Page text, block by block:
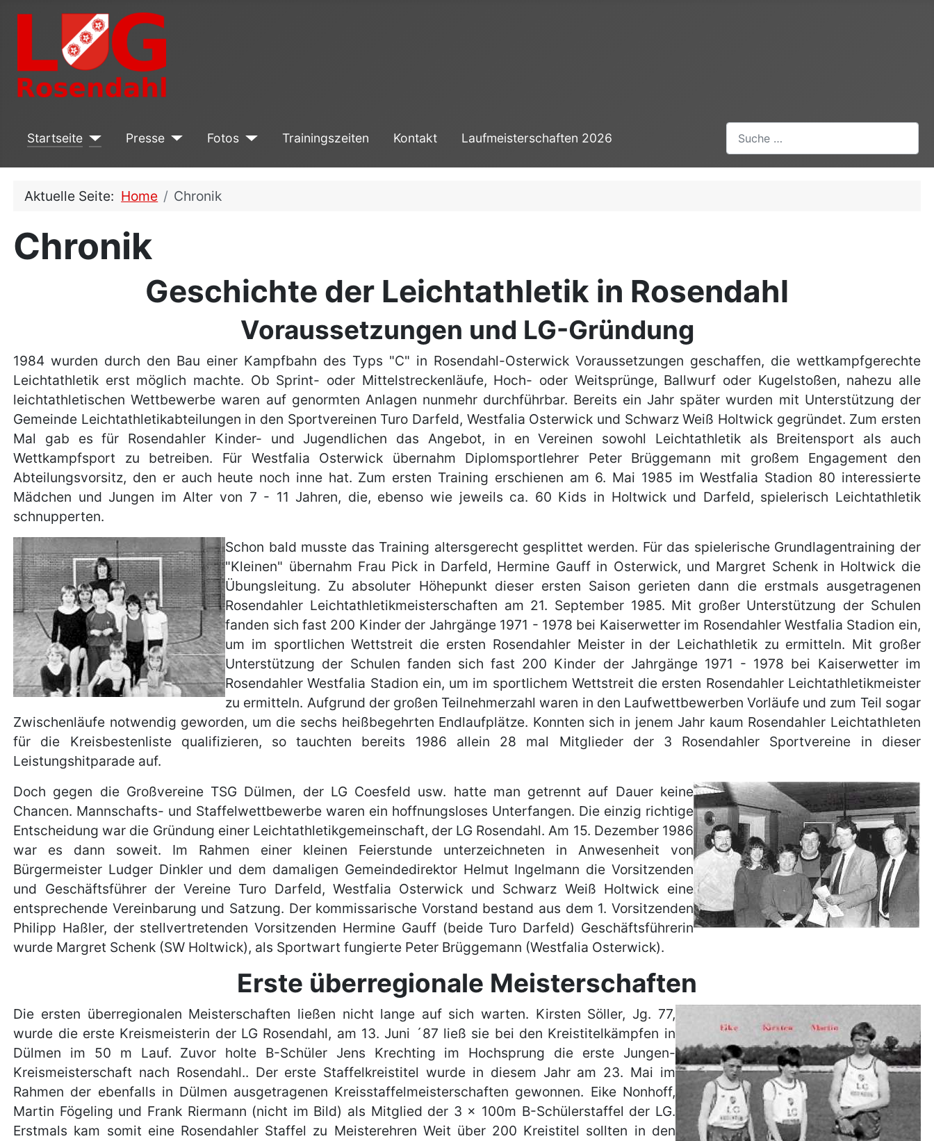
Startseite Presse Fotos Trainingszeiten Kontakt Laufmeisterschaften 2026 Suchen
Aktuelle Seite: Home Chronik
Chronik
Geschichte der Leichtathletik in Rosendahl
Voraussetzungen und LG-Gründung
1984 wurden durch den Bau einer Kampfbahn des Typs "C" in Rosendahl-Osterwick Voraussetzungen geschaffen, die wettkampfgerechte
Leichtathletik erst möglich machte. Ob Sprint- oder Mittelstreckenläufe, Hoch- oder Weitsprünge, Ballwurf oder Kugelstoßen, nahezu alle
leichtathletischen Wettbewerbe waren auf genormten Anlagen nunmehr durchführbar. Bereits ein Jahr später wurden mit Unterstützung der
Gemeinde Leichtathletikabteilungen in den Sportvereinen Turo Darfeld, Westfalia Osterwick und Schwarz Weiß Holtwick gegründet. Zum ersten
Mal gab es für Rosendahler Kinder- und Jugendlichen das Angebot, in en Vereinen sowohl Leichtathletik als Breitensport als auch
Wettkampfsport zu betreiben. Für Westfalia Osterwick übernahm Diplomsportlehrer Peter Brüggemann mit großem Engagement den
Abteilungsvorsitz, den er auch heute noch inne hat. Zum ersten Training erschienen am 6. Mai 1985 im Westfalia Stadion 80 interessierte
Mädchen und Jungen im Alter von 7 - 11 Jahren, die, ebenso wie jeweils ca. 60 Kids in Holtwick und Darfeld, spielerisch Leichtathletik
schnupperten.
Schon bald musste das Training altersgerecht gesplittet werden. Für das spielerische Grundlagentraining der
"Kleinen" übernahm Frau Pick in Darfeld, Hermine Gauff in Osterwick, und Margret Schenk in Holtwick die
Übungsleitung. Zu absoluter Höhepunkt dieser ersten Saison gerieten dann die erstmals ausgetragenen
Rosendahler Leichtathletikmeisterschaften am 21. September 1985. Mit großer Unterstützung der Schulen
fanden sich fast 200 Kinder der Jahrgänge 1971 - 1978 bei Kaiserwetter im Rosendahler Westfalia Stadion ein,
um im sportlichen Wettstreit die ersten Rosendahler Meister in der Leichathletik zu ermitteln. Mit großer
Unterstützung der Schulen fanden sich fast 200 Kinder der Jahrgänge 1971 - 1978 bei Kaiserwetter im
Rosendahler Westfalia Stadion ein, um im sportlichem Wettstreit die ersten Rosendahler Leichtathletikmeister
zu ermitteln. Aufgrund der großen Teilnehmerzahl waren in den Laufwettbewerben Vorläufe und zum Teil sogar
Zwischenläufe notwendig geworden, um die sechs heißbegehrten Endlaufplätze. Konnten sich in jenem Jahr kaum Rosendahler Leichtathleten
für die Kreisbestenliste qualifizieren, so tauchten bereits 1986 allein 28 mal Mitglieder der 3 Rosendahler Sportvereine in dieser
Leistungshitparade auf.
Doch gegen die Großvereine TSG Dülmen, der LG Coesfeld usw. hatte man getrennt auf Dauer keine
Chancen. Mannschafts- und Staffelwettbewerbe waren ein hoffnungsloses Unterfangen. Die einzig richtige
Entscheidung war die Gründung einer Leichtathletikgemeinschaft, der LG Rosendahl. Am 15. Dezember 1986
war es dann soweit. Im Rahmen einer kleinen Feierstunde unterzeichneten in Anwesenheit von
Bürgermeister Ludger Dinkler und dem damaligen Gemeindedirektor Helmut Ingelmann die Vorsitzenden
und Geschäftsführer der Vereine Turo Darfeld, Westfalia Osterwick und Schwarz Weiß Holtwick eine
entsprechende Vereinbarung und Satzung. Der kommissarische Vorstand bestand aus dem 1. Vorsitzenden
Philipp Haßler, der stellvertretenden Vorsitzenden Hermine Gauff (beide Turo Darfeld) Geschäftsführerin
wurde Margret Schenk (SW Holtwick), als Sportwart fungierte Peter Brüggemann (Westfalia Osterwick).
Erste überregionale Meisterschaften
Die ersten überregionalen Meisterschaften ließen nicht lange auf sich warten. Kirsten Söller, Jg. 77,
wurde die erste Kreismeisterin der LG Rosendahl, am 13. Juni ´87 ließ sie bei den Kreistitelkämpfen in
Dülmen im 50 m Lauf. Zuvor holte B-Schüler Jens Krechting im Hochsprung die erste Jungen-
Kreismeisterschaft nach Rosendahl.. Der erste Staffelkreistitel wurde in diesem Jahr am 23. Mai im
Rahmen der ebenfalls in Dülmen ausgetragenen Kreisstaffelmeisterschaften gewonnen. Eike Nonhoff,
Martin Fögeling und Frank Riermann (nicht im Bild) als Mitglied der 3 x 100m B-Schülerstaffel der LG.
Erstmals kam somit eine Rosendahler Staffel zu Meisterehren Weit über 200 Kreistitel sollten in den